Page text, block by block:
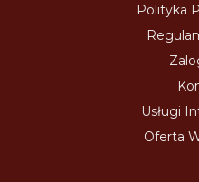
Polityka
Usługi
Oferta